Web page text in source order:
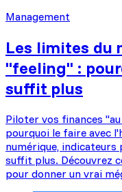
Management
Les limites du
"feeling" :
suffit plus
Piloter vos finances
pourquoi le faire avec
numérique,
suffit plus. Découvrez
pour donner un vrai